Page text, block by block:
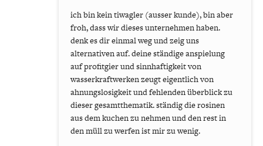
ich bin kein tiwagler (ausser kunde), bin aber
froh, dass wir dieses unternehmen haben.
denk es dir einmal weg und zeig uns
alternativen auf. deine ständige anspielung
auf profitgier und sinnhaftigkeit von
wasserkraftwerken zeugt eigentlich von
ahnungslosigkeit und fehlenden überblick zu
dieser gesamtthematik. ständig die rosinen
aus dem kuchen zu nehmen und den rest in
den müll zu werfen ist mir zu wenig.